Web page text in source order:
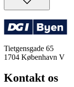
Tietgensgade 65
1704 København V
Kontakt os